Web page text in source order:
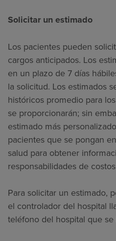
Solicitar un estimado
Los pacientes pueden
cargos anticipados. Los
en un plazo de 7 días
la solicitud. Los estimados
históricos promedio para
se proporcionarán; sin
estimado más
pacientes que se pongan
salud para obtener
responsabilidades de
Para solicitar un estimado,
el controlador del hospital
teléfono del hospital que